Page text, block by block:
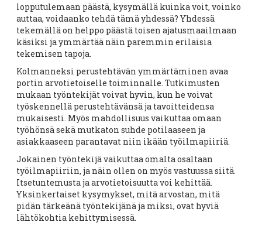
lopputulemaan päästä, kysymällä kuinka voit, voinko
auttaa, voidaanko tehdä tämä yhdessä? Yhdessä
tekemällä on helppo päästä toisen ajatusmaailmaan
käsiksi ja ymmärtää näin paremmin erilaisia
tekemisen tapoja.
Kolmanneksi perustehtävän ymmärtäminen avaa
portin arvotietoiselle toiminnalle. Tutkimusten
mukaan työntekijät voivat hyvin, kun he voivat
työskennellä perustehtävänsä ja tavoitteidensa
mukaisesti. Myös mahdollisuus vaikuttaa omaan
työhönsä sekä mutkaton suhde potilaaseen ja
asiakkaaseen parantavat niin ikään työilmapiiriä.
Jokainen työntekijä vaikuttaa omalta osaltaan
työilmapiiriin, ja näin ollen on myös vastuussa siitä.
Itsetuntemusta ja arvotietoisuutta voi kehittää.
Yksinkertaiset kysymykset, mitä arvostan, mitä
pidän tärkeänä työntekijänä ja miksi, ovat hyviä
lähtökohtia kehittymisessä.